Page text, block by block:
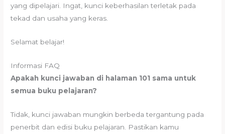
yang dipelajari. Ingat, kunci keberhasilan terletak pada
tekad dan usaha yang keras.
Selamat belajar!
Informasi FAQ
Apakah kunci jawaban di halaman 101 sama untuk
semua buku pelajaran?
Tidak, kunci jawaban mungkin berbeda tergantung pada
penerbit dan edisi buku pelajaran. Pastikan kamu